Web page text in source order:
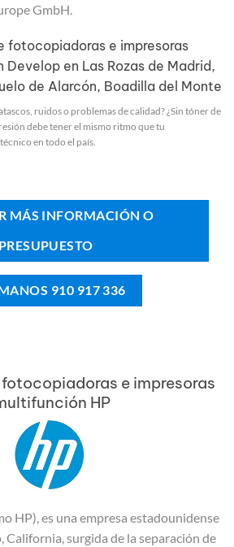
GmbH.
fotocopiadoras e impresoras
Develop en Las Rozas de Madrid,
de Alarcón, Boadilla del Monte
ruidos o problemas de calidad? ¿Sin tóner de
debe tener el mismo ritmo que tu
en todo el país.
MÁS INFORMACIÓN O
PRESUPUESTO
910 917 336
e impresoras
HP
HP), es una empresa estadounidense
California, surgida de la separación de